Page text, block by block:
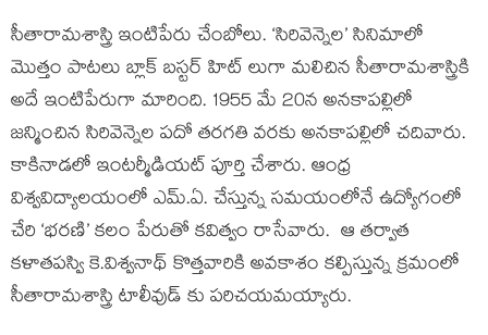
సీతారామశాస్త్రి ఇంటిపేరు చేంబోలు. ‘సిరివెన్నెల’ సినిమాలో
మొత్తం పాటలు బ్లాక్ బస్టర్ హిట్ లుగా మలిచిన సీతారామశాస్త్రికి
అదే ఇంటిపేరుగా మారింది. 1955 మే 20న అనకాపల్లిలో
జన్మించిన సిరివెన్నెల పదో తరగతి వరకు అనకాపల్లిలో చదివారు.
కాకినాడలో ఇంటర్మీడియట్ పూర్తి చేశారు. ఆంధ్ర
విశ్వవిద్యాలయంలో ఎమ్.ఏ. చేస్తున్న సమయంలోనే ఉద్యోగంలో
చేరి ‘భరణి’ కలం పేరుతో కవిత్వం రాసేవారు. ఆ తర్వాత
కళాతపస్వి కె.విశ్వనాథ్ కొత్తవారికి అవకాశం కల్పిస్తున్న క్రమంలో
సీతారామశాస్త్రి టాలీవుడ్ కు పరిచయమయ్యారు.